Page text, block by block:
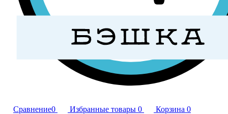
Сравнение0 Избранные товары 0 Корзина 0